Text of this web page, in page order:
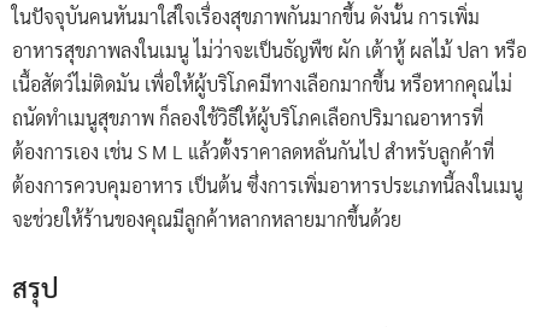
ในปัจจุบันคนหันมาใส่ใจเรื่องสุขภาพกันมากขึ้น ดังนั้น การเพิ่ม
อาหารสุขภาพลงในเมนู ไม่ว่าจะเป็นธัญพืช ผัก เต้าหู้ ผลไม้ ปลา หรือ
เนื้อสัตว์ไม่ติดมัน เพื่อให้ผู้บริโภคมีทางเลือกมากขึ้น หรือหากคุณไม่
ถนัดทำเมนูสุขภาพ ก็ลองใช้วิธีให้ผู้บริโภคเลือกปริมาณอาหารที่
ต้องการเอง เช่น S M L แล้วตั้งราคาลดหลั่นกันไป สำหรับลูกค้าที่
ต้องการควบคุมอาหาร เป็นต้น ซึ่งการเพิ่มอาหารประเภทนี้ลงในเมนู
จะช่วยให้ร้านของคุณมีลูกค้าหลากหลายมากขึ้นด้วย
สรุป